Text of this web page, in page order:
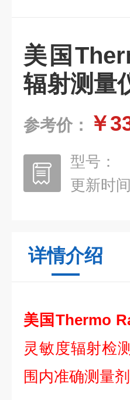
美国
辐射测量
参考价： ￥
型号：
更新时间
详情介绍
美国Thermo
灵敏度辐射检
围内准确测量